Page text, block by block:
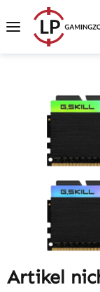
Zum Hauptinhalt
Bildergalerie
Artikel